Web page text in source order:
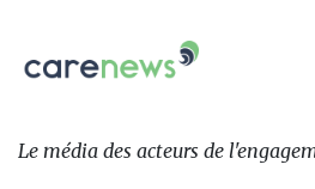
sur:
Carenews,
Le
des
Le média des acteurs de